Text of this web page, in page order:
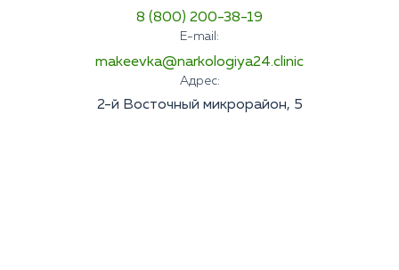
8 (800) 200-38-19
E-mail:
makeevka@narkologiya24.clinic
Адрес:
2-й Восточный микрорайон, 5